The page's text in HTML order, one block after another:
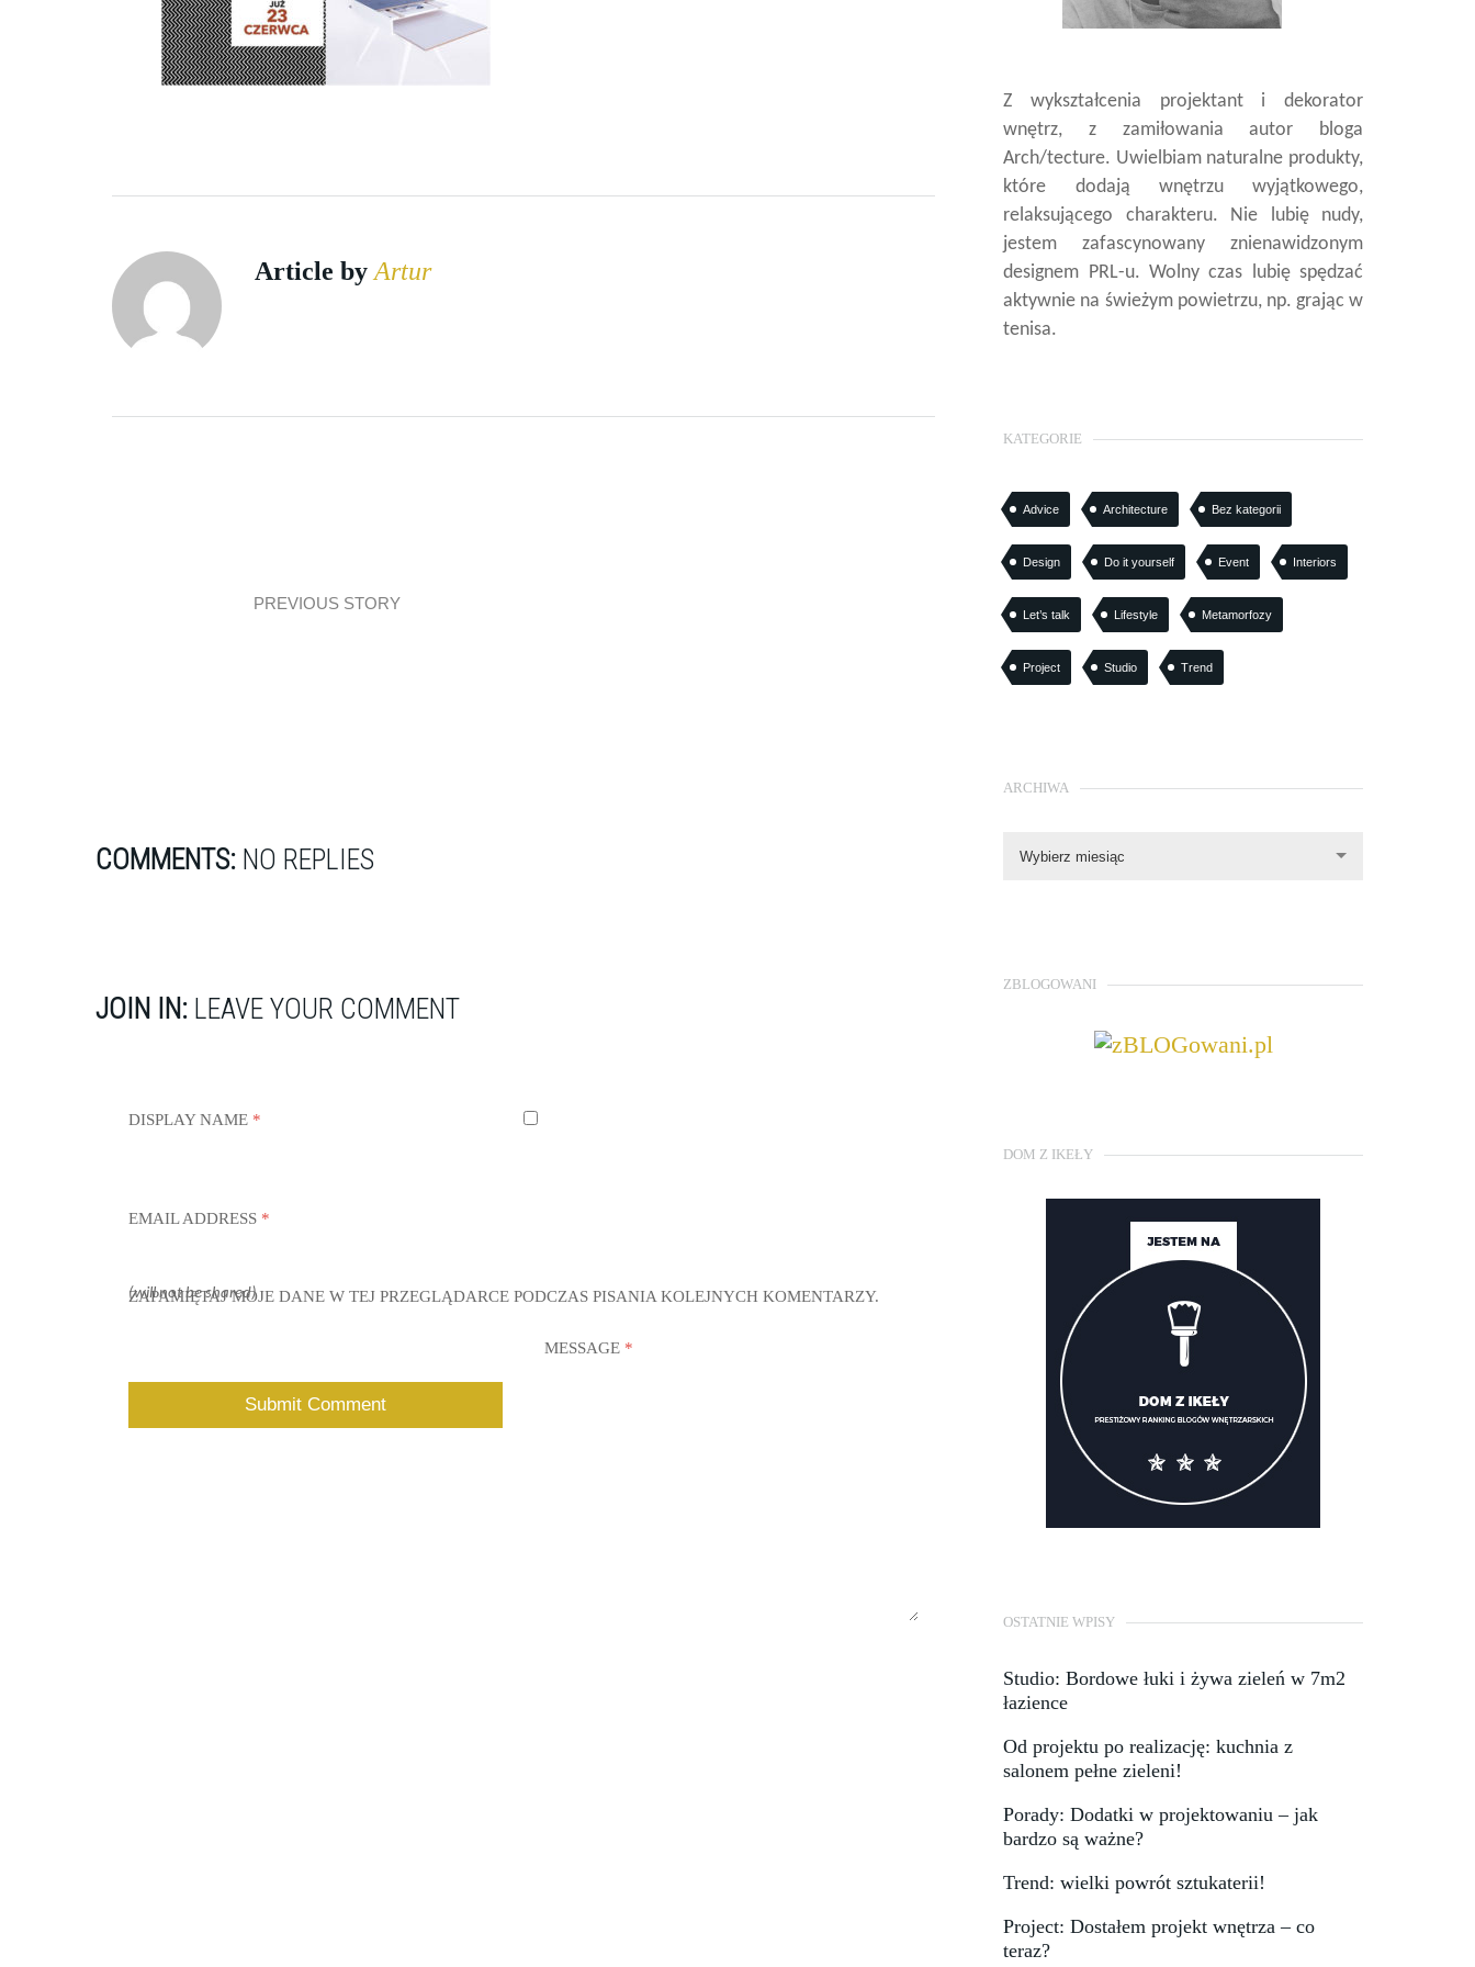
Article by Artur
PREVIOUS STORY
COMMENTS: NO REPLIES
JOIN IN: LEAVE YOUR COMMENT
DISPLAY NAME *
EMAIL ADDRESS *
(will not be shared)
ZAPAMIĘTAJ MOJE DANE W TEJ PRZEGLĄDARCE PODCZAS PISANIA KOLEJNYCH KOMENTARZY.
MESSAGE *
Z wykształcenia projektant i dekorator
wnętrz, z zamiłowania autor bloga
Arch/tecture. Uwielbiam naturalne produkty,
które dodają wnętrzu wyjątkowego,
relaksującego charakteru. Nie lubię nudy,
jestem zafascynowany znienawidzonym
designem PRL-u. Wolny czas lubię spędzać
aktywnie na świeżym powietrzu, np. grając w
tenisa.
KATEGORIE
Advice Architecture Bez kategorii
Design Do it yourself Event Interiors
Let’s talk Lifestyle Metamorfozy
Project Studio Trend
ARCHIWA
Wybierz miesiąc
ZBLOGOWANI
DOM Z IKEŁY
OSTATNIE WPISY
Studio: Bordowe łuki i żywa zieleń w 7m2
łazience
Od projektu po realizację: kuchnia z
salonem pełne zieleni!
Porady: Dodatki w projektowaniu – jak
bardzo są ważne?
Trend: wielki powrót sztukaterii!
Project: Dostałem projekt wnętrza – co
teraz?